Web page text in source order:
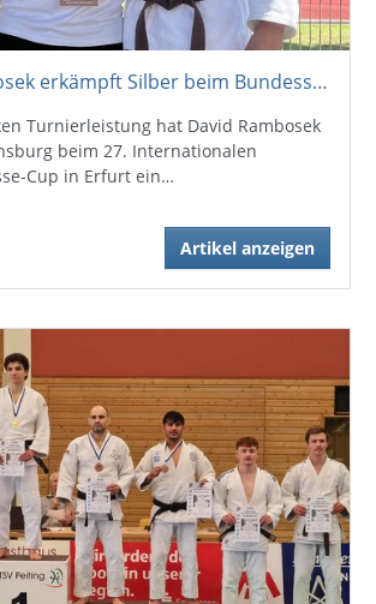
David Rambosek erkämpft Silber beim Bundessichtungsturnier in Erfurt
Turnierleistung hat David Rambosek
beim 27. Internationalen
Cup in Erfurt ein…
Artikel anzeigen